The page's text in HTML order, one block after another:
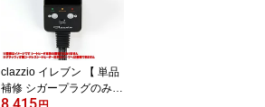
ターをご愛用の方で リモ
コンを紛失してしまった
場合にどうぞ ≫※ヒータ
ー本体/配線は別売※
clazzio イレブン 【 単品
補修 シガープラグのみ
≪ クラッツィオ製コード
8,415